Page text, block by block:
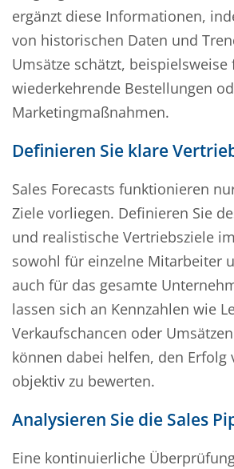
ergänzt diese Informationen,
von historischen Daten und
Umsätze schätzt, beispielsweise
wiederkehrende Bestellungen
Marketingmaßnahmen.
Definieren Sie klare
Sales Forecasts funktionieren
Ziele vorliegen. Definieren Sie
und realistische Vertriebsziele
sowohl für einzelne Mitarbeiter
auch für das gesamte
lassen sich an Kennzahlen wie
Verkaufschancen oder
können dabei helfen, den Erfolg
objektiv zu bewerten.
Analysieren Sie die Sales
Eine kontinuierliche